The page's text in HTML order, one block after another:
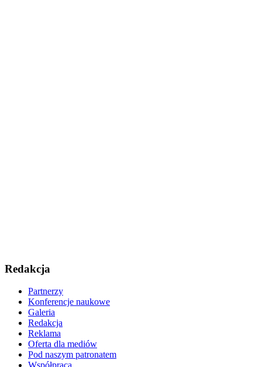
Redakcja
Partnerzy
Konferencje naukowe
Galeria
Redakcja
Reklama
Oferta dla mediów
Pod naszym patronatem